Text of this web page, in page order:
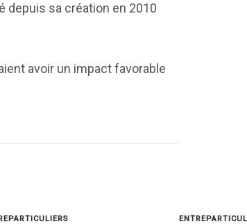
depuis sa création en 2010
avoir un impact favorable